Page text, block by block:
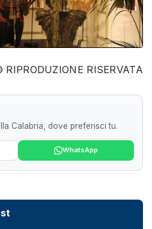
RIPRODUZIONE RISERVATA
Calabria, dove preferisci tu.
WhatsApp